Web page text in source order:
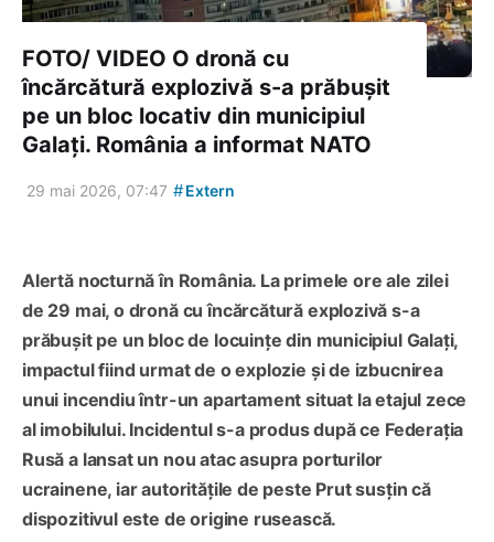
FOTO/ VIDEO O dronă cu
încărcătură explozivă s-a prăbușit
pe un bloc locativ din municipiul
Galați. România a informat NATO
29 mai 2026, 07:47 #Extern
Alertă nocturnă în România. La primele ore ale zilei
de 29 mai, o dronă cu încărcătură explozivă s-a
prăbușit pe un bloc de locuințe din municipiul Galați,
impactul fiind urmat de o explozie și de izbucnirea
unui incendiu într-un apartament situat la etajul zece
al imobilului. Incidentul s-a produs după ce Federația
Rusă a lansat un nou atac asupra porturilor
ucrainene, iar autoritățile de peste Prut susțin că
dispozitivul este de origine rusească.